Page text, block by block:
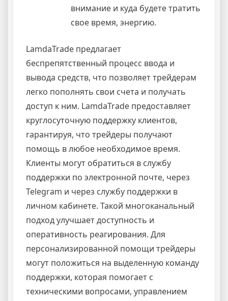
внимание и куда будете тратить
свое время, энергию.
LamdaTrade предлагает
беспрепятственный процесс ввода и
вывода средств, что позволяет трейдерам
легко пополнять свои счета и получать
доступ к ним. LamdaTrade предоставляет
круглосуточную поддержку клиентов,
гарантируя, что трейдеры получают
помощь в любое необходимое время.
Клиенты могут обратиться в службу
поддержки по электронной почте, через
Telegram и через службу поддержки в
личном кабинете. Такой многоканальный
подход улучшает доступность и
оперативность реагирования. Для
персонализированной помощи трейдеры
могут положиться на выделенную команду
поддержки, которая помогает с
техническими вопросами, управлением